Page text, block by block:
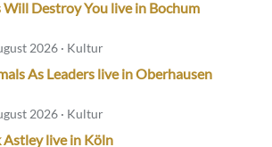
Will Destroy You live in Bochum
2026 · Kultur
As Leaders live in Oberhausen
2026 · Kultur
Astley live in Köln